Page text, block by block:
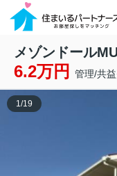
メゾンドール
6.2万円 管理/共
1/19